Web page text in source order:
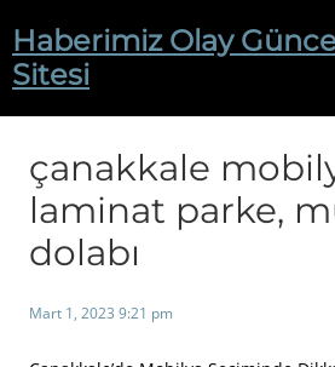
geçHaberimiz Olay
Sitesi
çanakkale
laminat parke,
dolabı
Mart 1, 2023 9:21 pm